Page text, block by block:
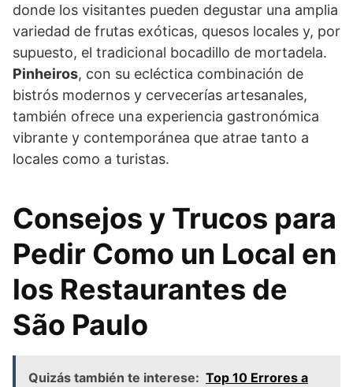
donde los visitantes pueden degustar una amplia
variedad de frutas exóticas, quesos locales y, por
supuesto, el tradicional bocadillo de mortadela.
Pinheiros, con su ecléctica combinación de
bistrós modernos y cervecerías artesanales,
también ofrece una experiencia gastronómica
vibrante y contemporánea que atrae tanto a
locales como a turistas.
Consejos y Trucos para
Pedir Como un Local en
los Restaurantes de
São Paulo
Quizás también te interese: Top 10 Errores a